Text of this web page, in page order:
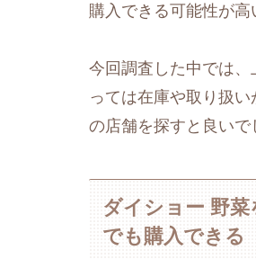
購入できる可能性が高
今回調査した中では
っては在庫や取り扱
の店舗を探すと良いで
ダイショー 野
でも購入できる